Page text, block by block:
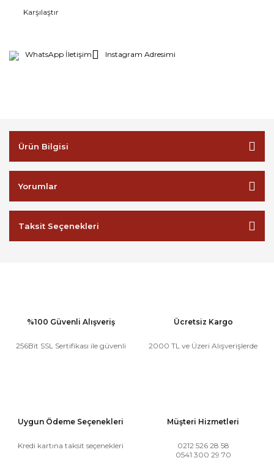
Karşılaştır
WhatsApp İletişim Instagram Adresimi
Ürün Bilgisi
Yorumlar
Taksit Seçenekleri
%100 Güvenli Alışveriş
256Bit SSL Sertifikası ile güvenli
Ücretsiz Kargo
2000 TL ve Üzeri Alışverişlerde
Uygun Ödeme Seçenekleri
Kredi kartına taksit seçenekleri
Müşteri Hizmetleri
0212 526 28 58
0541 300 29 70